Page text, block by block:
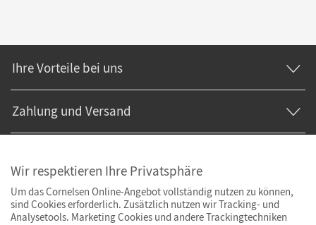
Ihre Vorteile bei uns
Zahlung und Versand
Wir respektieren Ihre Privatsphäre
Um das Cornelsen Online-Angebot vollständig nutzen zu können,
sind Cookies erforderlich. Zusätzlich nutzen wir Tracking- und
Analysetools. Marketing Cookies und andere Trackingtechniken